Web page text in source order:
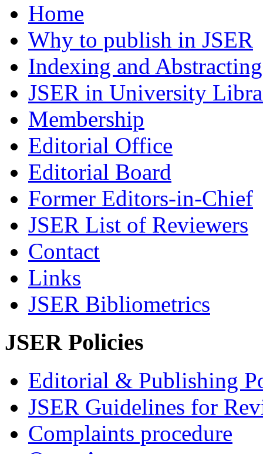
Home
Why to publish in JSER
Indexing and Abstracting
JSER in University
Membership
Editorial Office
Editorial Board
Former Editors-in-Chief
JSER List of Reviewers
Contact
Links
JSER Bibliometrics
JSER Policies
Editorial & Publishing
JSER Guidelines for
Complaints procedure